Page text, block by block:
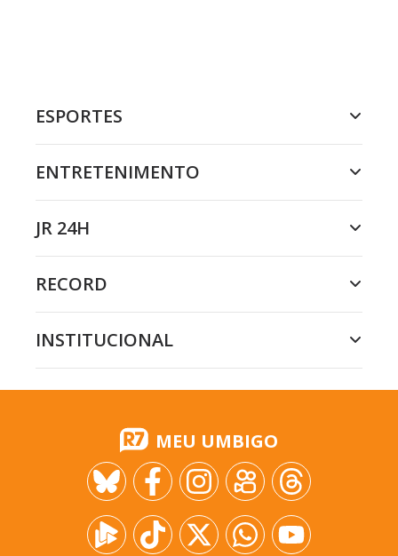
ESPORTES
ENTRETENIMENTO
JR 24H
RECORD
INSTITUCIONAL
MEU UMBIGO